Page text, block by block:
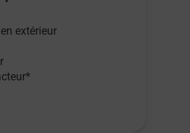
extérieur